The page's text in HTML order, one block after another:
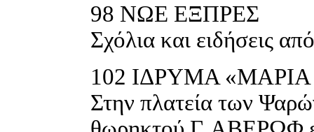
98 ΝΩΕ ΕΞΠΡΕΣ
Σχόλια και ειδήσεις
102 ΙΔΡΥΜΑ
Στην πλατεία των